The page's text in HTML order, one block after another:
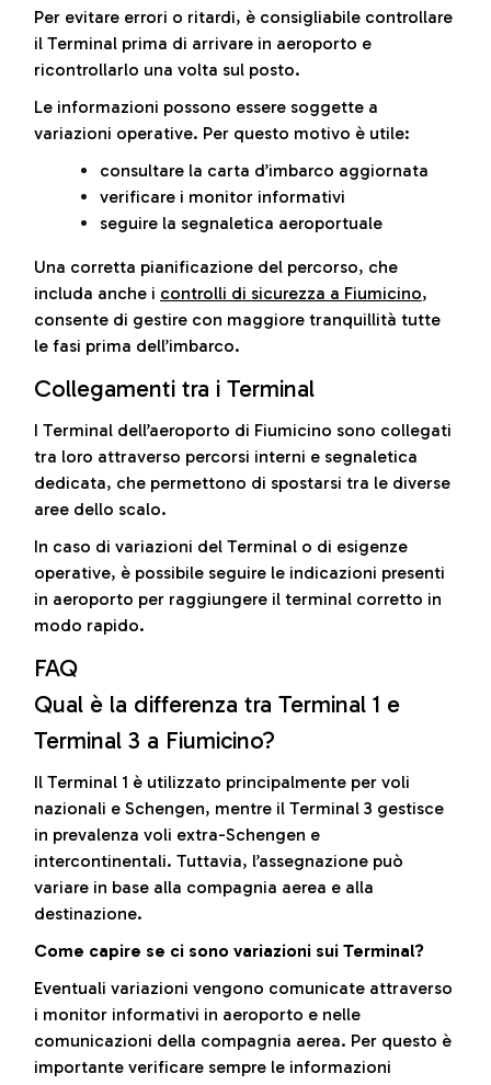
Per evitare errori o ritardi, è consigliabile controllare
il Terminal prima di arrivare in aeroporto e
ricontrollarlo una volta sul posto.
Le informazioni possono essere soggette a
variazioni operative. Per questo motivo è utile:
consultare la carta d’imbarco aggiornata
verificare i monitor informativi
seguire la segnaletica aeroportuale
Una corretta pianificazione del percorso, che
includa anche i controlli di sicurezza a Fiumicino,
consente di gestire con maggiore tranquillità tutte
le fasi prima dell’imbarco.
Collegamenti tra i Terminal
I Terminal dell’aeroporto di Fiumicino sono collegati
tra loro attraverso percorsi interni e segnaletica
dedicata, che permettono di spostarsi tra le diverse
aree dello scalo.
In caso di variazioni del Terminal o di esigenze
operative, è possibile seguire le indicazioni presenti
in aeroporto per raggiungere il terminal corretto in
modo rapido.
FAQ
Qual è la differenza tra Terminal 1 e
Terminal 3 a Fiumicino?
Il Terminal 1 è utilizzato principalmente per voli
nazionali e Schengen, mentre il Terminal 3 gestisce
in prevalenza voli extra-Schengen e
intercontinentali. Tuttavia, l’assegnazione può
variare in base alla compagnia aerea e alla
destinazione.
Come capire se ci sono variazioni sui Terminal?
Eventuali variazioni vengono comunicate attraverso
i monitor informativi in aeroporto e nelle
comunicazioni della compagnia aerea. Per questo è
importante verificare sempre le informazioni